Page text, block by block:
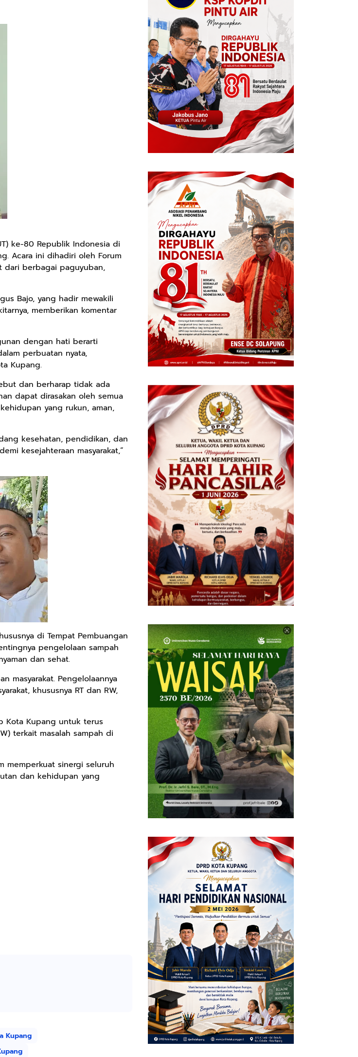
ke-80 Republik Indonesia di
Acara ini dihadiri oleh Forum
dari berbagai paguyuban,
Bajo, yang hadir mewakili
memberikan komentar
dengan hati berarti
perbuatan nyata,
Kupang.
dan berharap tidak ada
dapat dirasakan oleh semua
yang rukun, aman,
kesehatan, pendidikan, dan
kesejahteraan masyarakat,”
di Tempat Pembuangan
pengelolaan sampah
dan sehat.
masyarakat. Pengelolaannya
khususnya RT dan RW,
Kota Kupang untuk terus
terkait masalah sampah di
memperkuat sinergi seluruh
dan kehidupan yang
Kupang